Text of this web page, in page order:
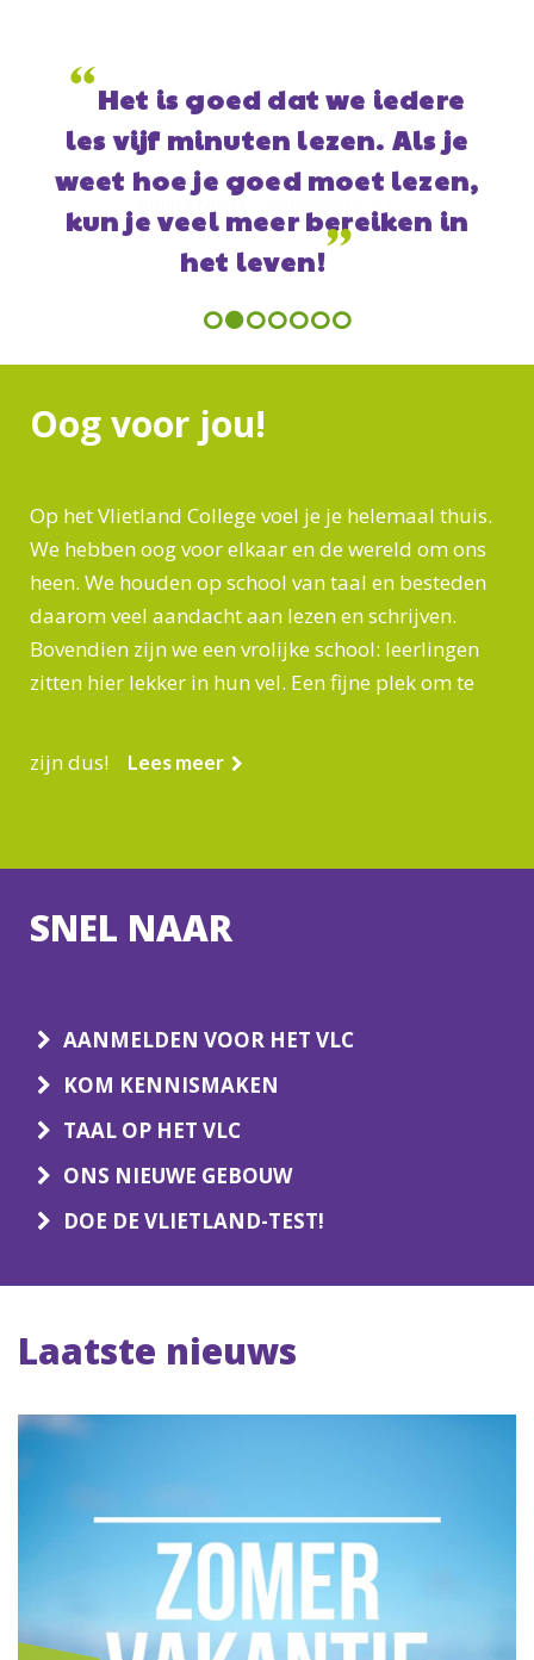
“Op het Vlietland College
heb ik mezelf gevonden!”
PreviousNext
Oog voor jou!
Op het Vlietland College voel je je helemaal thuis.
We hebben oog voor elkaar en de wereld om ons
heen. We houden op school van taal en besteden
daarom veel aandacht aan lezen en schrijven.
Bovendien zijn we een vrolijke school: leerlingen
zitten hier lekker in hun vel. Een fijne plek om te
zijn dus! Lees meer
SNEL NAAR
AANMELDEN VOOR HET VLC
KOM KENNISMAKEN
TAAL OP HET VLC
ONS NIEUWE GEBOUW
DOE DE VLIETLAND-TEST!
Laatste nieuws